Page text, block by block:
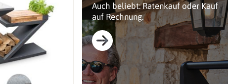
Auch beliebt: Ratenkauf oder Kauf
auf Rechnung.